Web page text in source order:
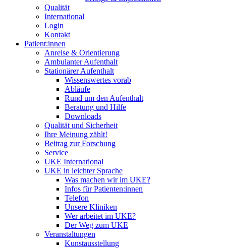
Qualität
International
Login
Kontakt
Patient:innen
Anreise & Orientierung
Ambulanter Aufenthalt
Stationärer Aufenthalt
Wissenswertes vorab
Abläufe
Rund um den Aufenthalt
Beratung und Hilfe
Downloads
Qualität und Sicherheit
Ihre Meinung zählt!
Beitrag zur Forschung
Service
UKE International
UKE in leichter Sprache
Was machen wir im UKE?
Infos für Patienten:innen
Telefon
Unsere Kliniken
Wer arbeitet im UKE?
Der Weg zum UKE
Veranstaltungen
Kunstausstellung